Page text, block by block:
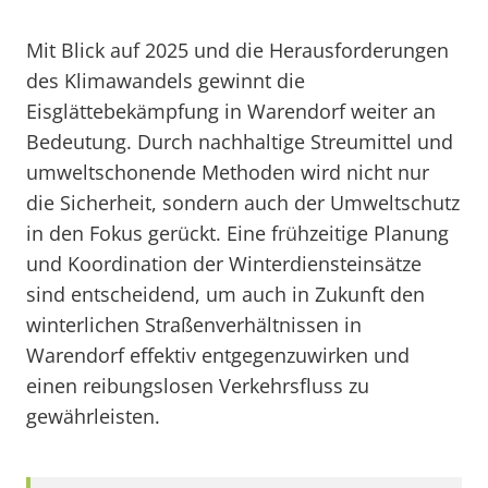
Mit Blick auf 2025 und die Herausforderungen
des Klimawandels gewinnt die
Eisglättebekämpfung in Warendorf weiter an
Bedeutung. Durch nachhaltige Streumittel und
umweltschonende Methoden wird nicht nur
die Sicherheit, sondern auch der Umweltschutz
in den Fokus gerückt. Eine frühzeitige Planung
und Koordination der Winterdiensteinsätze
sind entscheidend, um auch in Zukunft den
winterlichen Straßenverhältnissen in
Warendorf effektiv entgegenzuwirken und
einen reibungslosen Verkehrsfluss zu
gewährleisten.